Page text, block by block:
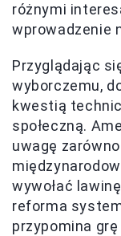
różnymi
wprowadzenie
Przyglądając
wyborczemu,
kwestią
społeczną.
uwagę
wywołać
reforma
przypomina